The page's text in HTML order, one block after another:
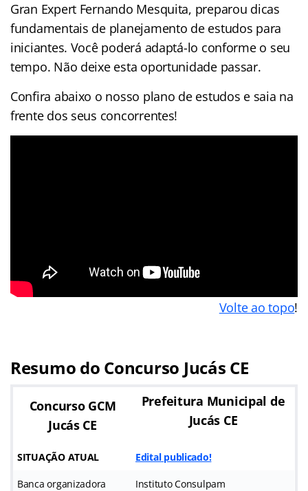
Gran Expert Fernando Mesquita, preparou dicas
fundamentais de planejamento de estudos para
iniciantes. Você poderá adaptá-lo conforme o seu
tempo. Não deixe esta oportunidade passar.
Confira abaixo o nosso plano de estudos e saia na
frente dos seus concorrentes!
Volte ao topo!
Resumo do Concurso Jucás CE
Concurso GCM
Jucás CE
Prefeitura Municipal de
Jucás CE
SITUAÇÃO ATUAL Edital publicado!
Banca organizadora Instituto Consulpam